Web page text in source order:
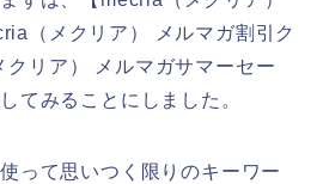
（メクリア） メルマガ割引ク
リア） メルマガサマーセー
てみることにしました。
って思いつく限りのキーワー